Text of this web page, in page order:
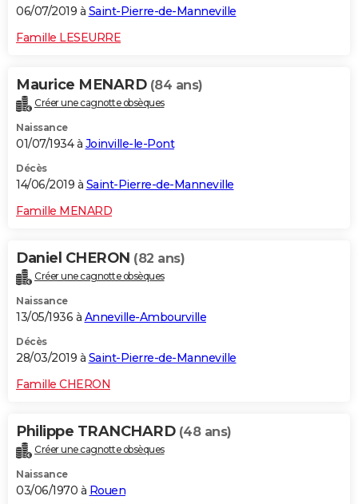
06/07/2019 à Saint-Pierre-de-Manneville
Famille LESEURRE
Maurice MENARD (84 ans)
Créer une cagnotte obsèques
Naissance
01/07/1934 à Joinville-le-Pont
Décès
14/06/2019 à Saint-Pierre-de-Manneville
Famille MENARD
Daniel CHERON (82 ans)
Créer une cagnotte obsèques
Naissance
13/05/1936 à Anneville-Ambourville
Décès
28/03/2019 à Saint-Pierre-de-Manneville
Famille CHERON
Philippe TRANCHARD (48 ans)
Créer une cagnotte obsèques
Naissance
03/06/1970 à Rouen